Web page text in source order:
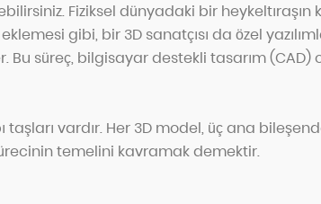
Fiziksel dünyadaki bir heykeltıraşın
gibi, bir 3D sanatçısı da özel
Bu süreç, bilgisayar destekli tasarım
vardır. Her 3D model, üç ana
temelini kavramak demektir.